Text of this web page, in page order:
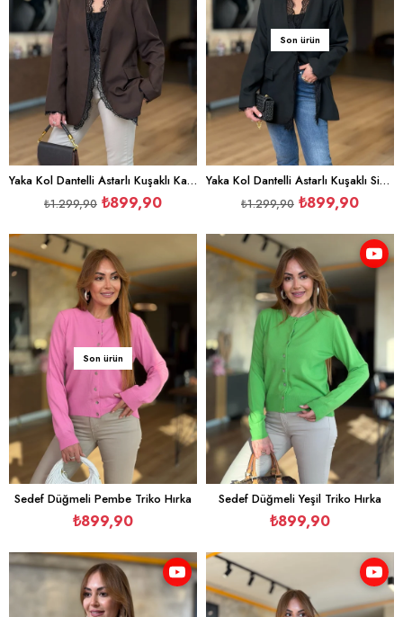
Yaka Kol Dantelli Astarlı Kuşaklı Kahve Ceket
₺899,90
₺1.299,90
Son ürün
Yaka Kol Dantelli Astarlı Kuşaklı Siyah Ceket
₺899,90
₺1.299,90
Son ürün
Sedef Düğmeli Pembe Triko Hırka
₺899,90
Sedef Düğmeli Yeşil Triko Hırka
₺899,90